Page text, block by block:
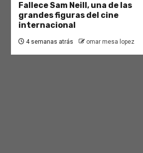
Fallece Sam Neill, una de las
grandes figuras del cine
internacional
4 semanas atrás omar mesa lopez